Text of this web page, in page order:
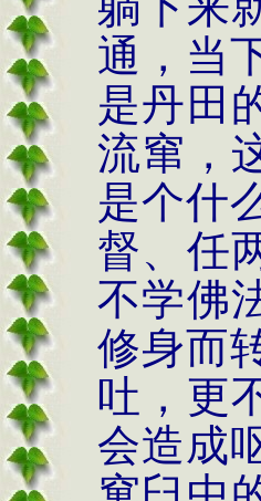
通，当
是丹田
流窜，
是个什
督、任
不学佛
修身而
吐，更
会造成